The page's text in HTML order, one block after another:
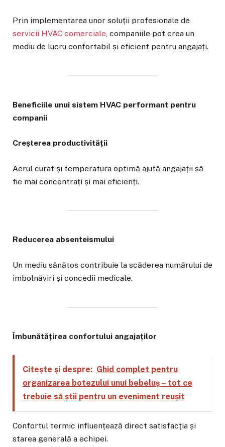
Prin implementarea unor soluții profesionale de
servicii HVAC comerciale, companiile pot crea un
mediu de lucru confortabil și eficient pentru angajați.
Beneficiile unui sistem HVAC performant pentru
companii
Creșterea productivității
Aerul curat și temperatura optimă ajută angajații să
fie mai concentrați și mai eficienți.
Reducerea absenteismului
Un mediu sănătos contribuie la scăderea numărului de
îmbolnăviri și concedii medicale.
Îmbunătățirea confortului angajaților
Citește și despre: Ghid complet pentru
organizarea botezului unui bebeluș – tot ce
trebuie să știi pentru un eveniment reușit
Confortul termic influențează direct satisfacția și
starea generală a echipei.